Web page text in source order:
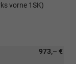
vorne 1SK)
973,– €